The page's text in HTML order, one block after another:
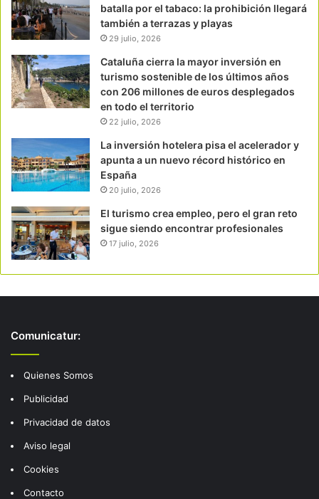
batalla por el tabaco: la prohibición llegará
también a terrazas y playas
29 julio, 2026
Cataluña cierra la mayor inversión en
turismo sostenible de los últimos años
con 206 millones de euros desplegados
en todo el territorio
22 julio, 2026
La inversión hotelera pisa el acelerador y
apunta a un nuevo récord histórico en
España
20 julio, 2026
El turismo crea empleo, pero el gran reto
sigue siendo encontrar profesionales
17 julio, 2026
Comunicatur:
Quienes Somos
Publicidad
Privacidad de datos
Aviso legal
Cookies
Contacto